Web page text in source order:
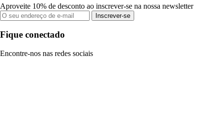
Aproveite 10% de desconto ao inscrever-se na nossa newsletter
Inscrever-se
Fique conectado
Encontre-nos nas redes sociais